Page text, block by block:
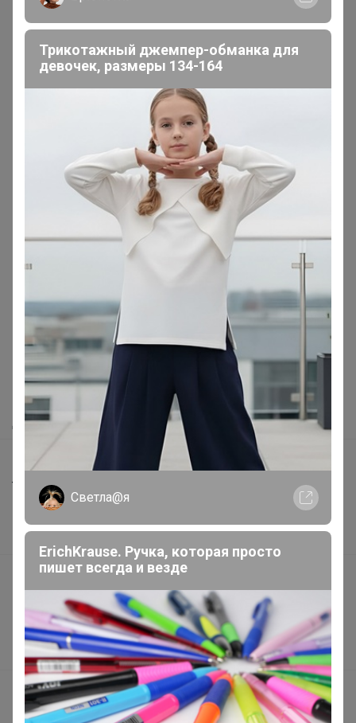
и думает, где его замша? Я без претензий, и замшу
носить буду, тем более, качество на вид очень даже
приличное
2 3 4
Показаны записи1-10из
Как здесь все устроено?
Как сделать заказ?
Как получить?
Доставка
Шоурумы
Торговые марки
Наша команда
В наличии
Подарочные сертификаты
Реклама на сайте
Поставщикам
Вакансии
support@24-ok.ru
Написать в поддержку
Трикотажный джемпер-обманка для
девочек, размеры 134-164
Светла@я
ErichKrause. Ручка, которая просто
пишет всегда и везде